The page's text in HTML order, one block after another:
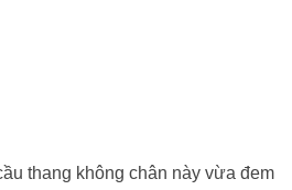
thang không chân này vừa đem